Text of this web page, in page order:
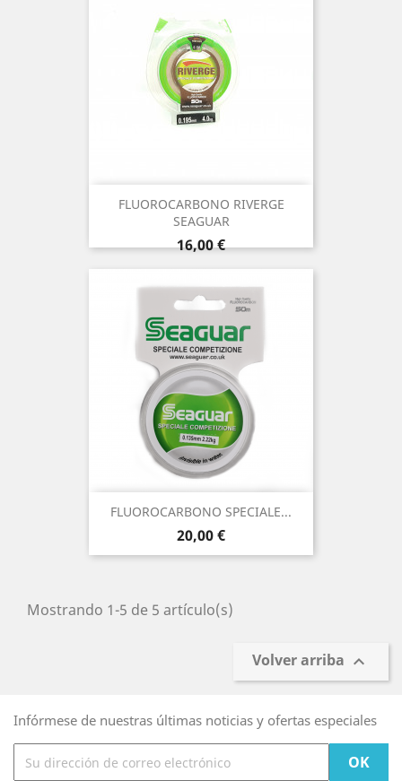
FLUOROCARBONO RIVERGE
SEAGUAR
Precio
16,00 €
FLUOROCARBONO SPECIALE...
Precio
20,00 €
Mostrando 1-5 de 5 artículo(s)
Volver arriba 
Infórmese de nuestras últimas noticias y ofertas especiales